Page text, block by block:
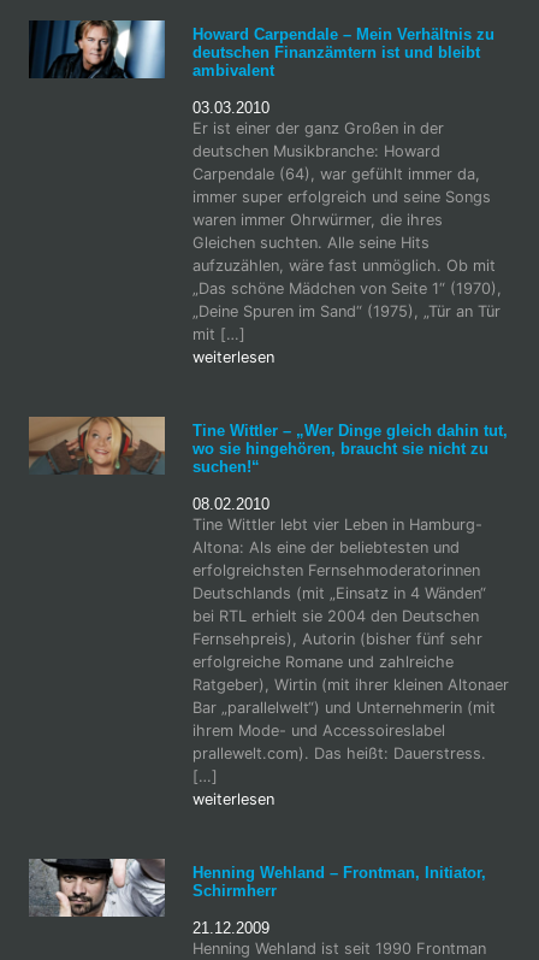
Howard Carpendale – Mein Verhältnis zu
deutschen Finanzämtern ist und bleibt
ambivalent
03.03.2010
Er ist einer der ganz Großen in der
deutschen Musikbranche: Howard
Carpendale (64), war gefühlt immer da,
immer super erfolgreich und seine Songs
waren immer Ohrwürmer, die ihres
Gleichen suchten. Alle seine Hits
aufzuzählen, wäre fast unmöglich. Ob mit
„Das schöne Mädchen von Seite 1“ (1970),
„Deine Spuren im Sand“ (1975), „Tür an Tür
mit […]
weiterlesen
Tine Wittler – „Wer Dinge gleich dahin tut,
wo sie hingehören, braucht sie nicht zu
suchen!“
08.02.2010
Tine Wittler lebt vier Leben in Hamburg-
Altona: Als eine der beliebtesten und
erfolgreichsten Fernsehmoderatorinnen
Deutschlands (mit „Einsatz in 4 Wänden“
bei RTL erhielt sie 2004 den Deutschen
Fernsehpreis), Autorin (bisher fünf sehr
erfolgreiche Romane und zahlreiche
Ratgeber), Wirtin (mit ihrer kleinen Altonaer
Bar „parallelwelt“) und Unternehmerin (mit
ihrem Mode- und Accessoireslabel
prallewelt.com). Das heißt: Dauerstress.
[…]
weiterlesen
Henning Wehland – Frontman, Initiator,
Schirmherr
21.12.2009
Henning Wehland ist seit 1990 Frontman